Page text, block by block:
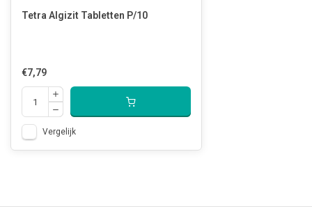
Tetra Algizit Tabletten P/10
€7,79
Vergelijk